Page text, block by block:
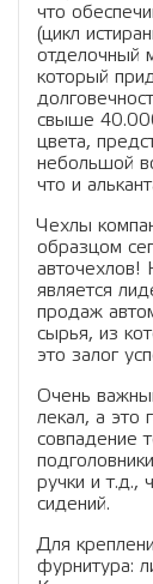
что
(цикл
отделочный
который
свыше
цвета,
небольшой
что и
Чехлы
образцом
авточехлов!
является
продаж
сырья, из
это залог
Очень
лекал, а это
совпадение
ручки и т.д.,
сидений.
Для
фурнитура: